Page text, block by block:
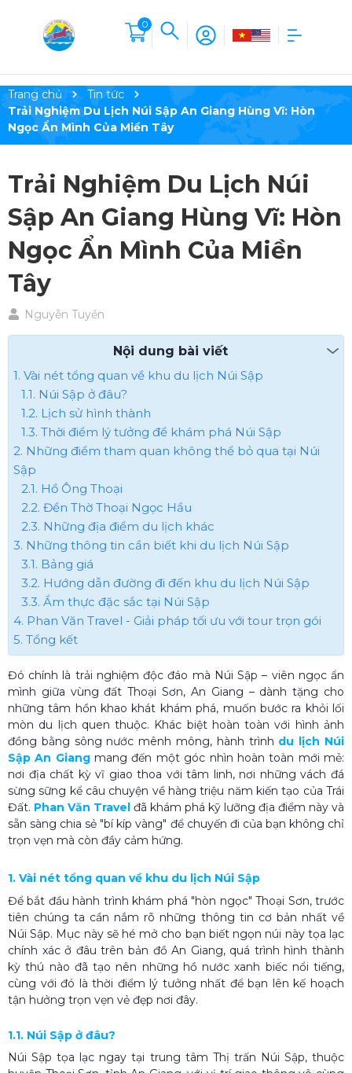
0
Trang chủ
Tin tức
Trải Nghiệm Du Lịch Núi Sập An Giang Hùng Vĩ: Hòn
Ngọc Ẩn Mình Của Miền Tây
Trải Nghiệm Du Lịch Núi
Sập An Giang Hùng Vĩ: Hòn
Ngọc Ẩn Mình Của Miền
Tây
Nguyễn Tuyền
Nội dung bài viết
1. Vài nét tổng quan về khu du lịch Núi Sập
1.1. Núi Sập ở đâu?
1.2. Lịch sử hình thành
1.3. Thời điểm lý tưởng để khám phá Núi Sập
2. Những điểm tham quan không thể bỏ qua tại Núi
Sập
2.1. Hồ Ông Thoại
2.2. Đền Thờ Thoại Ngọc Hầu
2.3. Những địa điểm du lịch khác
3. Những thông tin cần biết khi du lịch Núi Sập
3.1. Bảng giá
3.2. Hướng dẫn đường đi đến khu du lịch Núi Sập
3.3. Ẩm thực đặc sắc tại Núi Sập
4. Phan Văn Travel - Giải pháp tối ưu với tour trọn gói
5. Tổng kết
Đó chính là trải nghiệm độc đáo mà Núi Sập – viên ngọc ẩn
mình giữa vùng đất Thoại Sơn, An Giang – dành tặng cho
những tâm hồn khao khát khám phá, muốn bước ra khỏi lối
mòn du lịch quen thuộc. Khác biệt hoàn toàn với hình ảnh
đồng bằng sông nước mênh mông, hành trình du lịch Núi
Sập An Giangmang đến một góc nhìn hoàn toàn mới mẻ:
nơi địa chất kỳ vĩ giao thoa với tâm linh, nơi những vách đá
sừng sững kể câu chuyện về hàng triệu năm kiến tạo của Trái
Đất. Phan Văn Travel đã khám phá kỹ lưỡng địa điểm này và
sẵn sàng chia sẻ "bí kíp vàng" để chuyến đi của bạn không chỉ
trọn vẹn mà còn đầy cảm hứng.
1. Vài nét tổng quan về khu du lịch Núi Sập
Để bắt đầu hành trình khám phá "hòn ngọc" Thoại Sơn, trước
tiên chúng ta cần nắm rõ những thông tin cơ bản nhất về
Núi Sập. Mục này sẽ hé mở cho bạn biết ngọn núi này tọa lạc
chính xác ở đâu trên bản đồ An Giang, quá trình hình thành
kỳ thú nào đã tạo nên những hồ nước xanh biếc nổi tiếng,
cùng với đó là thời điểm lý tưởng nhất để bạn lên kế hoạch
tận hưởng trọn vẹn vẻ đẹp nơi đây.
1.1. Núi Sập ở đâu?
Núi Sập tọa lạc ngay tại trung tâm Thị trấn Núi Sập, thuộc